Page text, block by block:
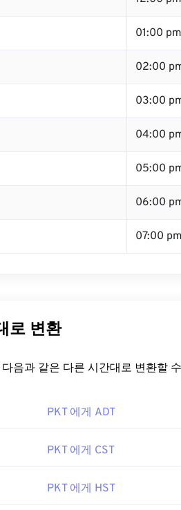
01:00
02:00
03:00
04:00
05:00
06:00
07:00
로 변환
음과 같은 다른 시간대로 변환할
PKT 에게 ADT
PKT 에게 CST
PKT 에게 HST